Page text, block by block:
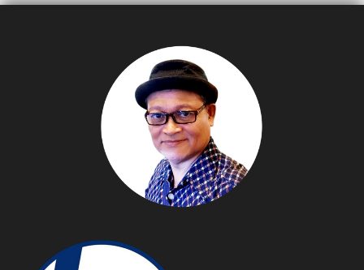
ราชธิดา
พฤศจิกายน พร้อมกวาด
HAVAL JOLION กว่า
3,500 คัน เดินหน้าเติบโต
อย่างแข็งแกร่งในตลาดไทย